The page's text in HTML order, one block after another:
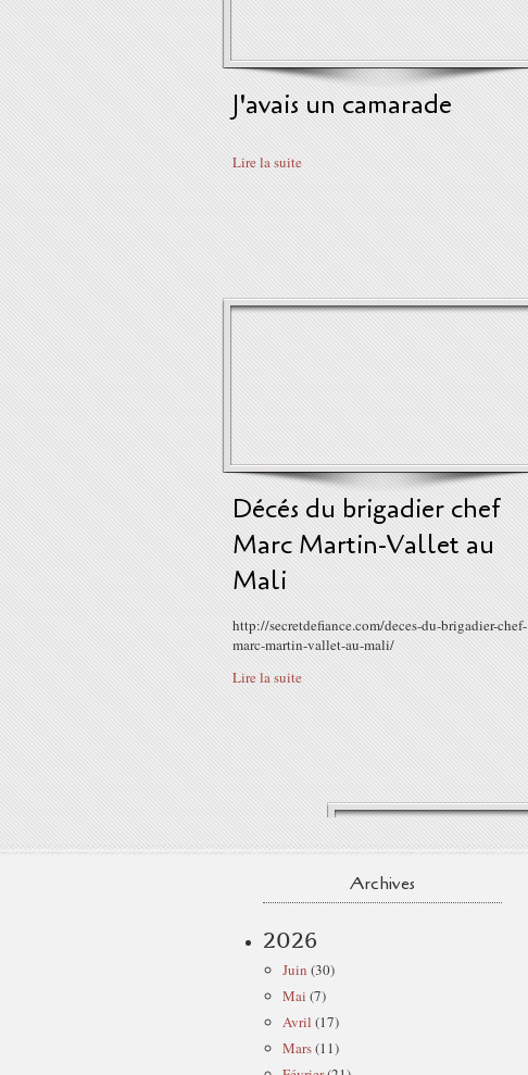
J'avais un camarade
Lire la suite
Décés du brigadier chef
Marc Martin-Vallet au
Mali
http://secretdefiance.com/deces-du-brigadier-chef-
marc-martin-vallet-au-mali/
Lire la suite
Archives
2026
Juin (30)
Mai (7)
Avril (17)
Mars(11)